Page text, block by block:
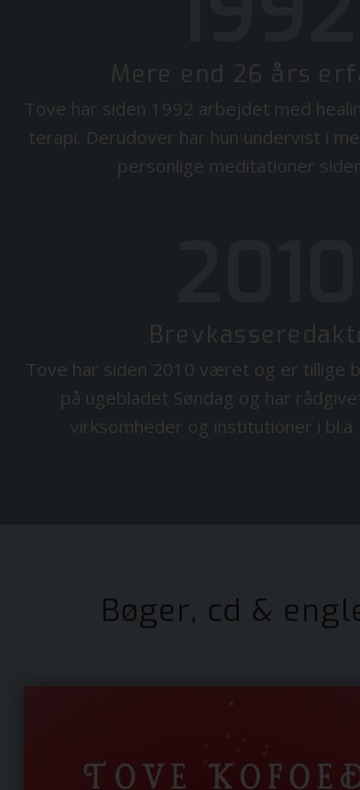
Mere end 26 års
Tove har siden 1992 arbejdet med
terapi. Derudover har hun undervist i
personlige meditationer
Tove har siden 2010 været og er tillige
på ugebladet Søndag og har
virksomheder og institutioner i bl.a.
Bøger, cd &